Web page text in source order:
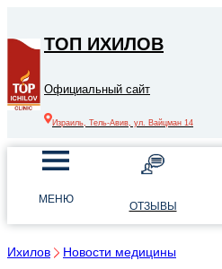
ТОП ИХИЛОВ
Официальный сайт
Израиль, Тель-Авив, ул. Вайцман 14
МЕНЮ
ОТЗЫВЫ
Ихилов Новости медицины